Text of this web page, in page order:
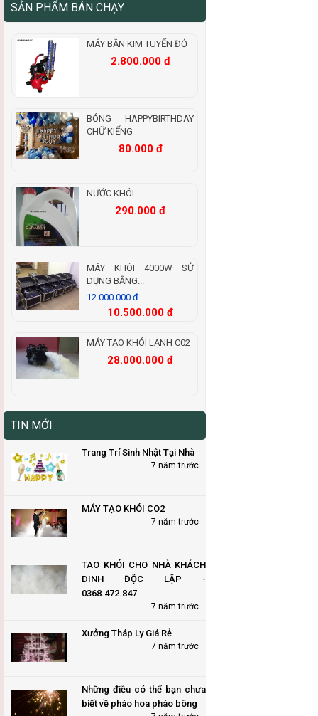
SẢN PHẨM BÁN CHẠY
MÁY BẮN KIM TUYẾN ĐỎ
2.800.000 đ
BÓNG HAPPYBIRTHDAY
CHỮ KIẾNG
80.000 đ
NƯỚC KHÓI
290.000 đ
MÁY KHÓI 4000W SỬ
DỤNG BẰNG...
12.000.000 đ
10.500.000 đ
MÁY TẠO KHÓI LẠNH C02
28.000.000 đ
TIN MỚI
Trang Trí Sinh Nhật Tại Nhà
7 năm trước
MÁY TẠO KHÓI CO2
7 năm trước
TAO KHÓI CHO NHÀ KHÁCH
DINH ĐỘC LẬP -
0368.472.847
7 năm trước
Xưởng Tháp Ly Giá Rẻ
7 năm trước
Những điều có thể bạn chưa
biết về pháo hoa pháo bông